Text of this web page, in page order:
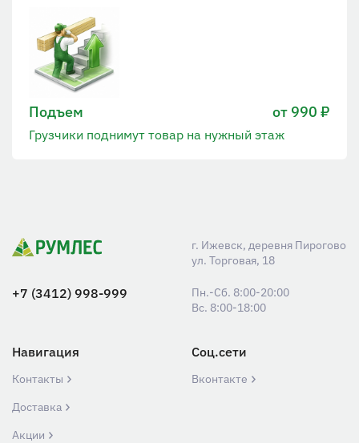
Подъем от 990 ₽
Грузчики поднимут товар на нужный этаж
г. Ижевск, деревня Пирогово
ул. Торговая, 18
+7 (3412) 998-999
Пн.-Сб. 8:00-20:00
Вс. 8:00-18:00
Навигация
Контакты
Доставка
Акции
Соц.сети
Вконтакте